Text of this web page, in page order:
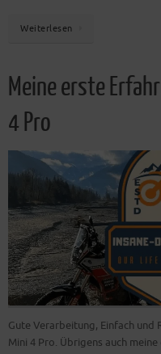
Weiterlesen
Meine erste
4 Pro
Gute Verarbeitung, Einfach und
Mini 4 Pro. Übrigens auch